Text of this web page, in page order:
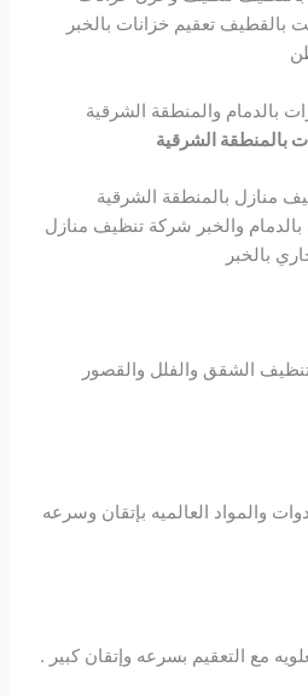
بالقطيف تعقيم خزانات بالخبر
والمنطقة الشرقية
الشرقية
منازل بالمنطقة الشرقية
والخبر شركة تنظيف منازل
بالخبر
الشقق والفلل والقصور
والمواد العالميه بإتقان وسرعه
مع التعقيم بسرعه وإتقان كبير .